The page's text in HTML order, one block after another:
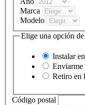
Marca
Modelo
Elige una opción
Instalar
Enviarme
Retiro en
Código postal